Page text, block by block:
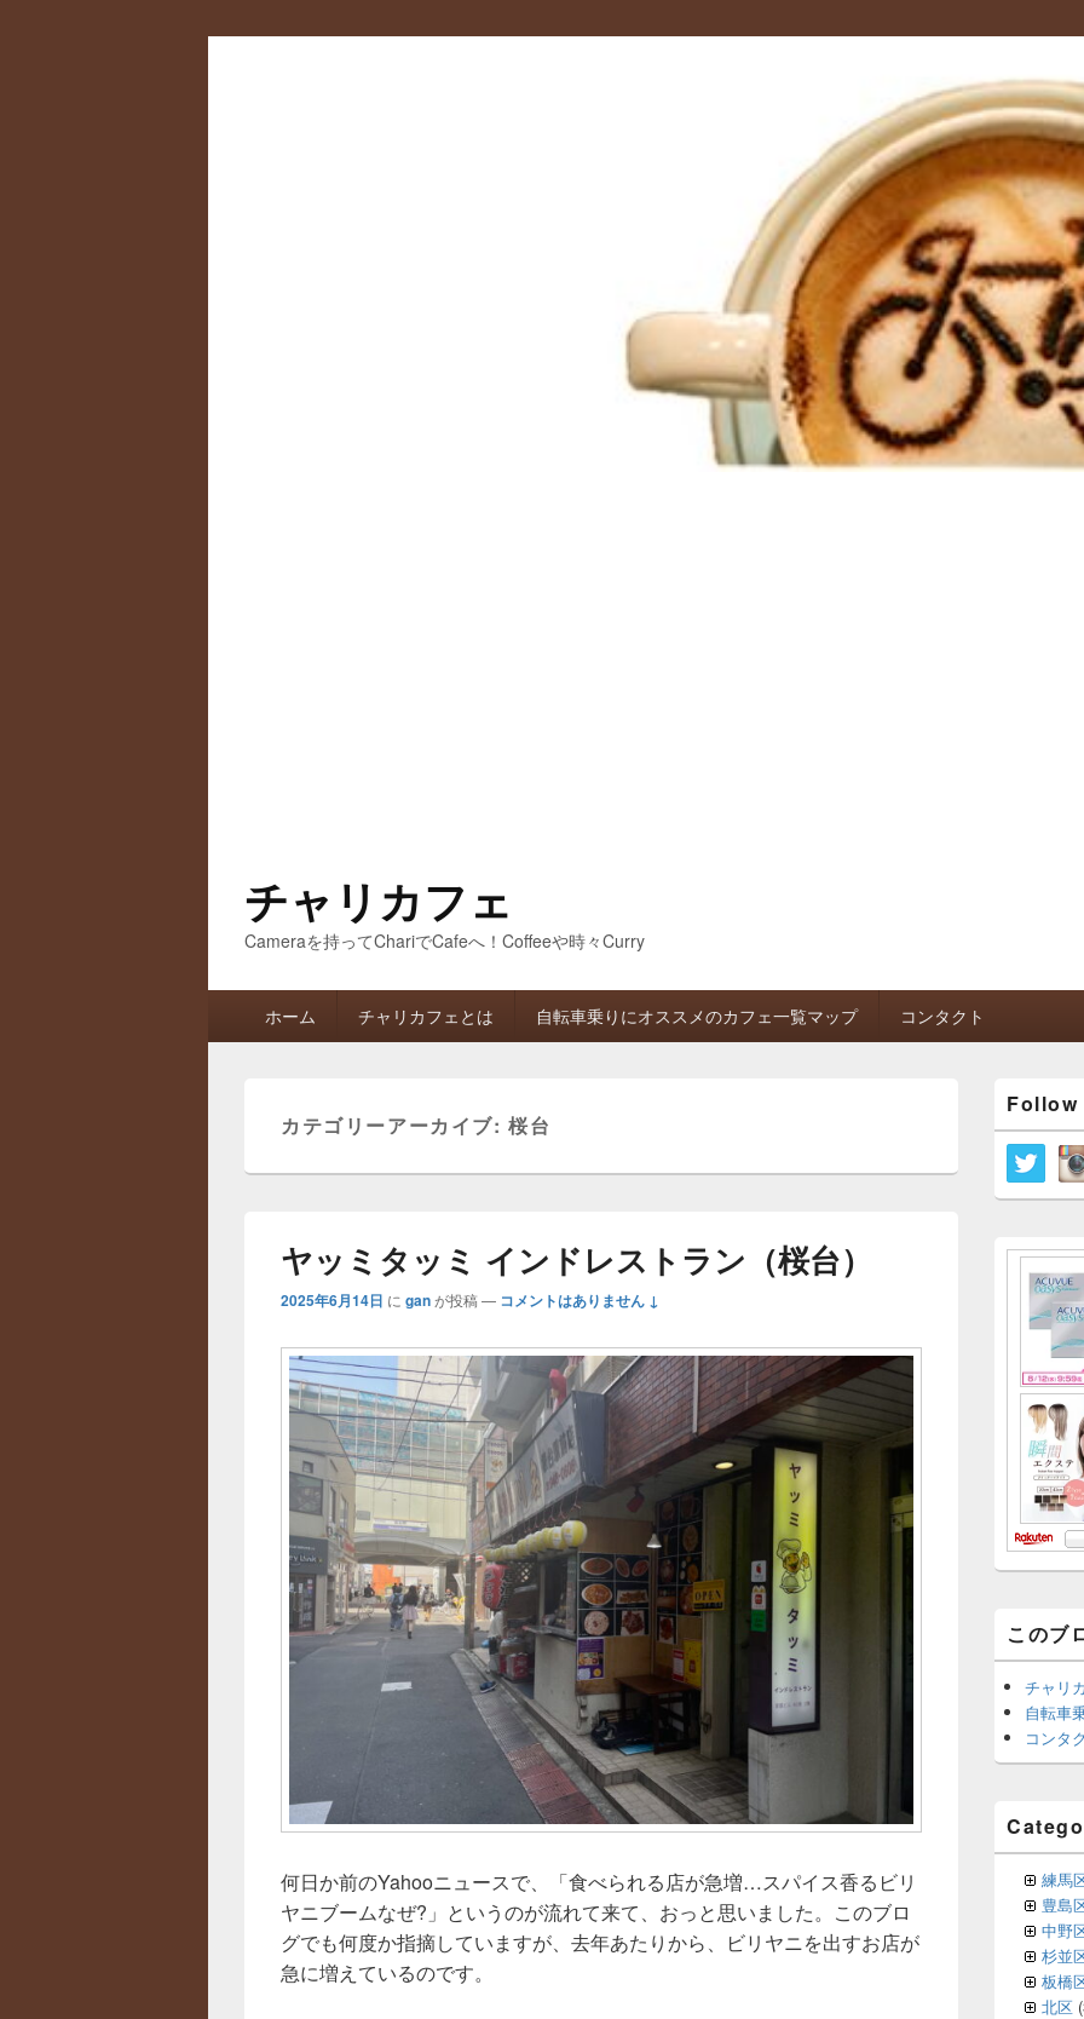
チャリカフェ
Cameraを持ってChariでCafeへ！Coffeeや時々Curry
ホーム チャリカフェとは 自転車乗りにオススメのカフェ一覧マップ コンタクト
カテゴリーアーカイブ:桜台
ヤッミタッミ インドレストラン（桜台）
2025年6月14日 に ganが投稿 — コメントはありません ↓
何日か前のYahooニュースで、「食べられる店が急増…スパイス香るビリ
ヤニブームなぜ?」というのが流れて来て、おっと思いました。このブロ
グでも何度か指摘していますが、去年あたりから、ビリヤニを出すお店が
急に増えているのです。
イ
ン
サ
ド
このブ
チャリ
自転車
コンタ
練馬
豊島
中野
杉並
板橋
北区